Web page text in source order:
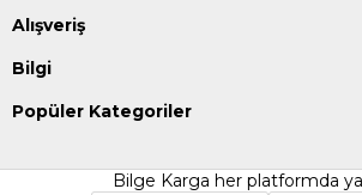
Alışveriş
Bilgi
Popüler Kategoriler
Bilge Karga her platformda